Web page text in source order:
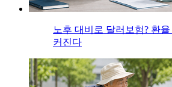
노후 대비로 달러보험? 환
커진다